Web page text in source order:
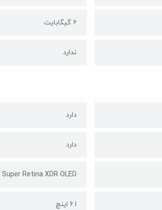
۶ گیگابایت
ندارد
دارد
دارد
Retina XDR OLED
6.1 اینچ